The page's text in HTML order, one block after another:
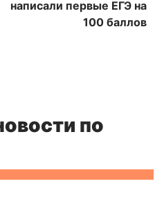
написали первые ЕГЭ на
100 баллов
по